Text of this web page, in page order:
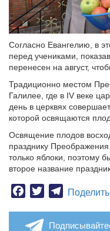
Согласно Евангелию, в
перед учениками,
перенесен на август,
Традиционно местом
Галилее, где в IV веке
день в церквях
которой освящаются
Освящение плодов
празднику
только яблоки, поэтому
второе название
Facebook
TwitterTelegram